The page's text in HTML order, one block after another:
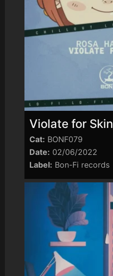
Violate for Skin
Cat: BONF079
Date: 02/06/2022
Label: Bon-Fi records